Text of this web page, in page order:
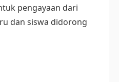
pengayaan dari
dan siswa didorong